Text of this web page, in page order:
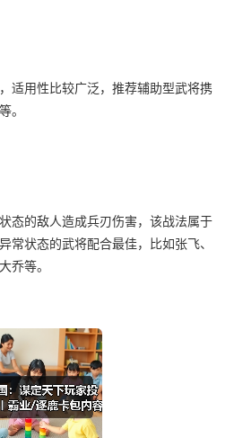
适用性比较广泛，推荐辅助型武将携
。
态的敌人造成兵刃伤害，该战法属于
常状态的武将配合最佳，比如张飞、
乔等。